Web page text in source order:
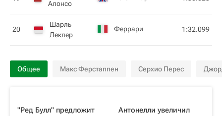
Алонсо
20
Шарль
Леклер
Феррари 1:32.099
Общее Макс Ферстаппен Серхио Перес
"Ред Булл" предложит
Антонелли увеличил